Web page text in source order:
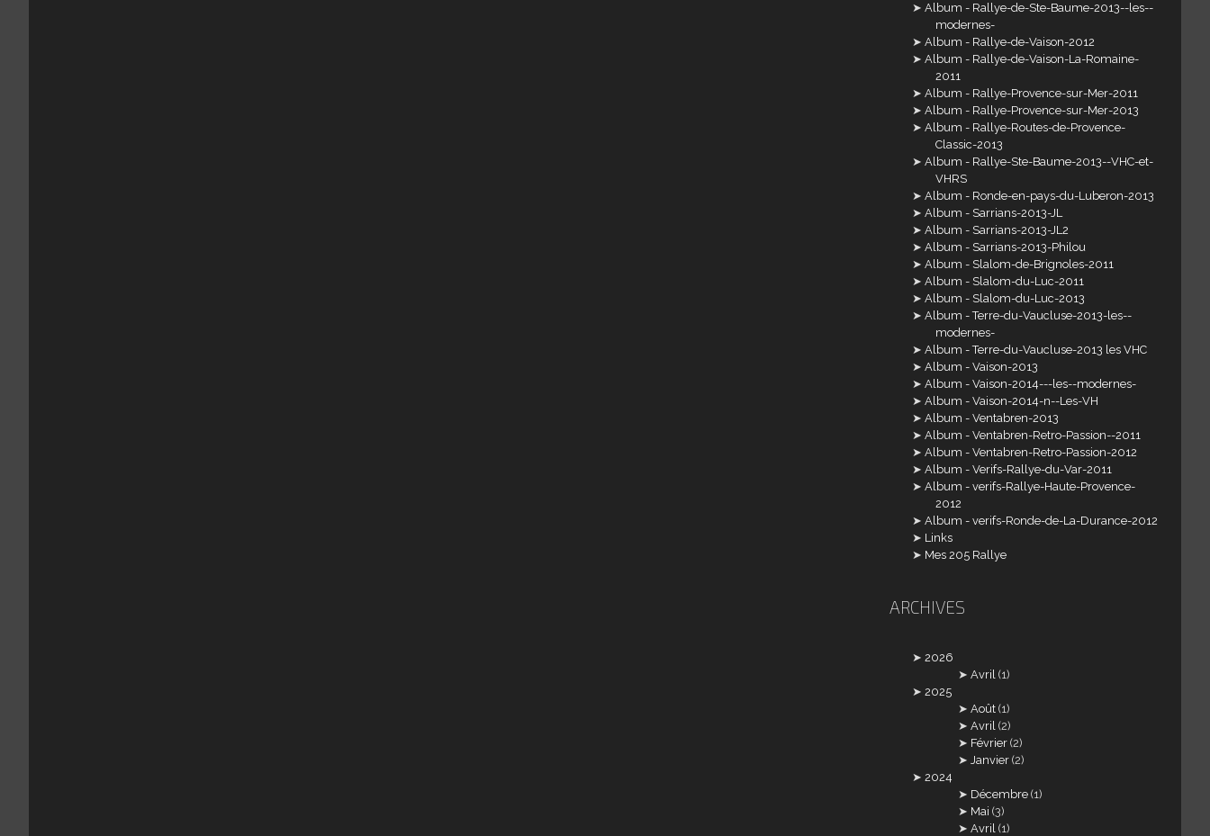
Album - Rallye-de-Ste-Baume-2013--les--
modernes-
Album - Rallye-de-Vaison-2012
Album - Rallye-de-Vaison-La-Romaine-
2011
Album - Rallye-Provence-sur-Mer-2011
Album - Rallye-Provence-sur-Mer-2013
Album - Rallye-Routes-de-Provence-
Classic-2013
Album - Rallye-Ste-Baume-2013--VHC-et-
VHRS
Album - Ronde-en-pays-du-Luberon-2013
Album - Sarrians-2013-JL
Album - Sarrians-2013-JL2
Album - Sarrians-2013-Philou
Album - Slalom-de-Brignoles-2011
Album - Slalom-du-Luc-2011
Album - Slalom-du-Luc-2013
Album - Terre-du-Vaucluse-2013-les--
modernes-
Album - Terre-du-Vaucluse-2013 les VHC
Album - Vaison-2013
Album - Vaison-2014---les--modernes-
Album - Vaison-2014-n--Les-VH
Album - Ventabren-2013
Album - Ventabren-Retro-Passion--2011
Album - Ventabren-Retro-Passion-2012
Album - Verifs-Rallye-du-Var-2011
Album - verifs-Rallye-Haute-Provence-
2012
Album - verifs-Ronde-de-La-Durance-2012
Links
Mes 205 Rallye
ARCHIVES
2026
Avril (1)
2025
Août (1)
Avril (2)
Février (2)
Janvier (2)
2024
Décembre (1)
Mai (3)
Avril (1)